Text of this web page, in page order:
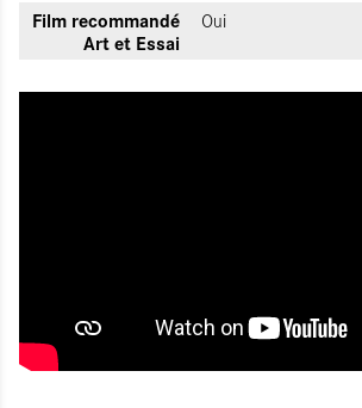
Film recommandé
Art et Essai
Oui